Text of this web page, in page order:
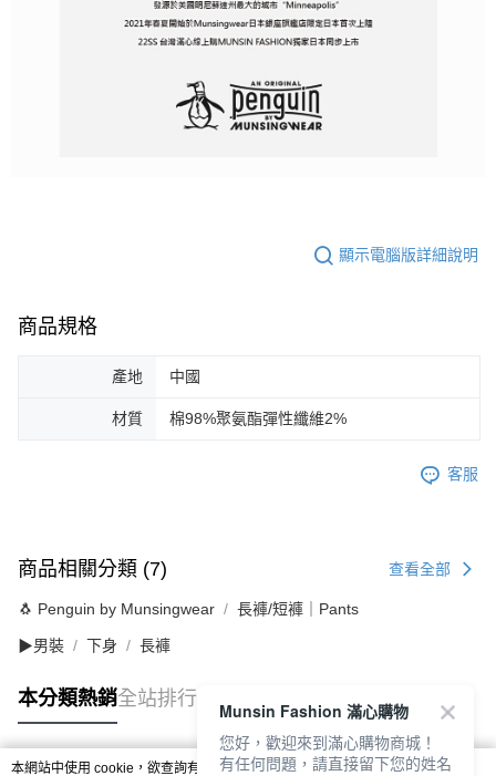
顯示電腦版詳細說明
商品規格
產地 中國
材質 棉98%聚氨酯彈性纖維2%
客服
商品相關分類 (7) 查看全部
🐧 Penguin by Munsingwear 長褲/短褲｜Pants
▶男裝 下身 長褲
本分類熱銷全站排行
本網站中使用 cookie，欲查詢有關本網站使用 cookie 方式之詳情，及若您不希
Munsin Fashion 滿心購物
您好，歡迎來到滿心購物商城！
有任何問題，請直接留下您的姓名